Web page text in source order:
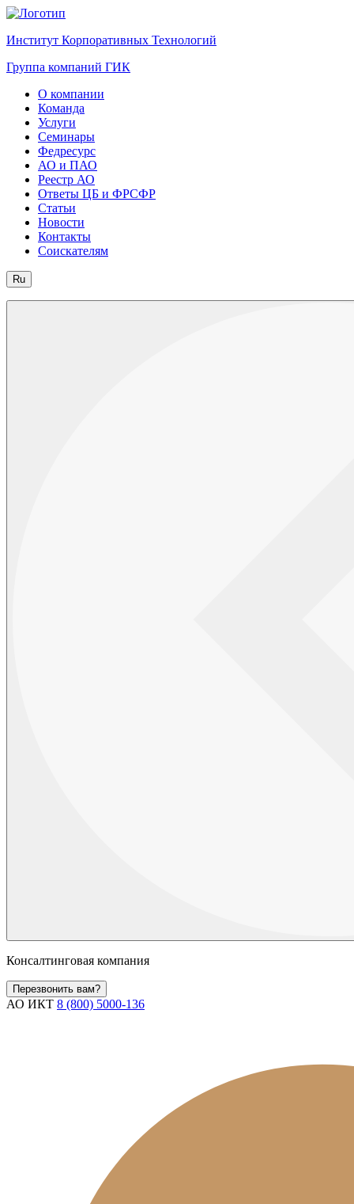
Институт Корпоративных Технологий
Группа компаний ГИК
О компании
Команда
Услуги
Семинары
Федресурс
АО и ПАО
Реестр АО
Ответы ЦБ и ФРСФР
Статьи
Новости
Контакты
Соискателям
Ru
Консалтинговая компания
Перезвонить вам?
АО ИКТ 8 (800) 5000-136